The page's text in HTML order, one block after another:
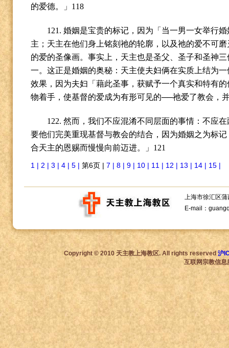
的爱德。」 118
121.婚姻是宝贵的标记，因为「当一男一女举行
主；天主在他们身上铭刻祂的轮廓，以及祂的爱不可
的爱的圣像画。事实上，天主也是圣父、圣子和圣神
一。这正是婚姻的奥秘：天主使夫妇俩在实质上结为
效果，因为夫妇「藉此圣事，获赋予一个真实和特有
物着手，使基督的爱成为有形可见的──祂爱了教会，
122.然而，我们不应混淆不同层面的事情：不应
要他们完美重现基督与教会的结合，因为婚姻之为标
合天主的恩赐而慢慢向前迈进。」 121
1 |2 |3 |4 |5 |第6页 |7 |8 |9 | 10 | 11 | 12 | 13 | 14 | 15 |
上海市徐汇区
E-mail：
Copyright © 2010 天主教上海教区. All rights reserved 沪
互联网宗教信息服